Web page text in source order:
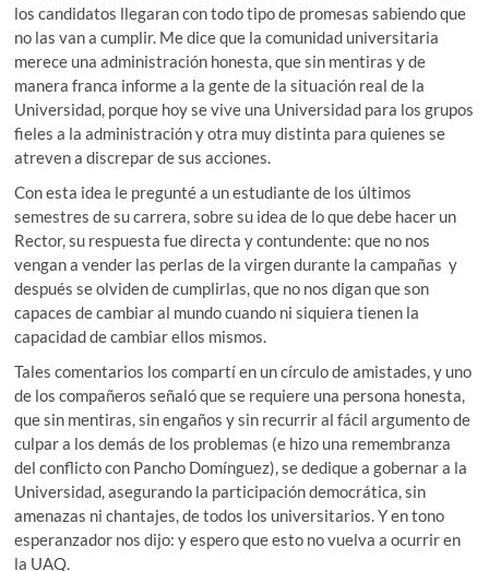
los candidatos llegaran con todo tipo de promesas sabiendo que
no las van a cumplir. Me dice que la comunidad universitaria
merece una administración honesta, que sin mentiras y de
manera franca informe a la gente de la situación real de la
Universidad, porque hoy se vive una Universidad para los grupos
fieles a la administración y otra muy distinta para quienes se
atreven a discrepar de sus acciones.
Con esta idea le pregunté a un estudiante de los últimos
semestres de su carrera, sobre su idea de lo que debe hacer un
Rector, su respuesta fue directa y contundente: que no nos
vengan a vender las perlas de la virgen durante la campañas y
después se olviden de cumplirlas, que no nos digan que son
capaces de cambiar al mundo cuando ni siquiera tienen la
capacidad de cambiar ellos mismos.
Tales comentarios los compartí en un círculo de amistades, y uno
de los compañeros señaló que se requiere una persona honesta,
que sin mentiras, sin engaños y sin recurrir al fácil argumento de
culpar a los demás de los problemas (e hizo una remembranza
del conflicto con Pancho Domínguez), se dedique a gobernar a la
Universidad, asegurando la participación democrática, sin
amenazas ni chantajes, de todos los universitarios. Y en tono
esperanzador nos dijo: y espero que esto no vuelva a ocurrir en
la UAQ.